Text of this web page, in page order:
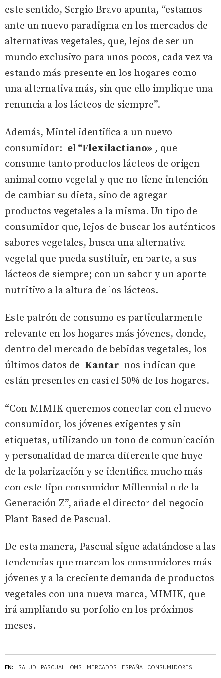
EN: SALUD PASCUAL OMS MERCADOS ESPAÑA CONSUMIDORES
este sentido, Sergio Bravo apunta, “estamos
ante un nuevo paradigma en los mercados de
alternativas vegetales, que, lejos de ser un
mundo exclusivo para unos pocos, cada vez va
estando más presente en los hogares como
una alternativa más, sin que ello implique una
renuncia a los lácteos de siempre”.
Además, Mintel identifica a un nuevo
consumidor: el “Flexilactiano» , que
consume tanto productos lácteos de origen
animal como vegetal y que no tiene intención
de cambiar su dieta, sino de agregar
productos vegetales a la misma. Un tipo de
consumidor que, lejos de buscar los auténticos
sabores vegetales, busca una alternativa
vegetal que pueda sustituir, en parte, a sus
lácteos de siempre; con un sabor y un aporte
nutritivo a la altura de los lácteos.
Este patrón de consumo es particularmente
relevante en los hogares más jóvenes, donde,
dentro del mercado de bebidas vegetales, los
últimos datos de Kantar nos indican que
están presentes en casi el 50% de los hogares.
“Con MIMIK queremos conectar con el nuevo
consumidor, los jóvenes exigentes y sin
etiquetas, utilizando un tono de comunicación
y personalidad de marca diferente que huye
de la polarización y se identifica mucho más
con este tipo consumidor Millennial o de la
Generación Z”, añade el director del negocio
Plant Based de Pascual.
De esta manera, Pascual sigue adatándose a las
tendencias que marcan los consumidores más
jóvenes y a la creciente demanda de productos
vegetales con una nueva marca, MIMIK, que
irá ampliando su porfolio en los próximos
meses.